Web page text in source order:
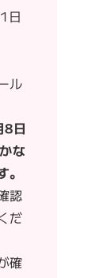
日
ル
8日
な
認
だ
確